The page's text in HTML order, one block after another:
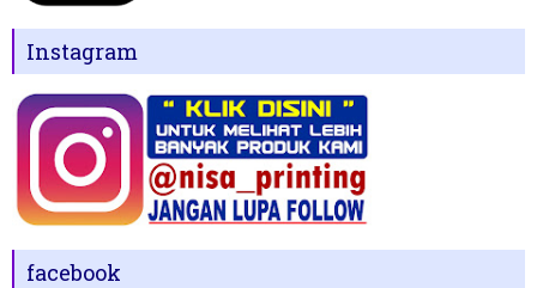
Instagram
facebook